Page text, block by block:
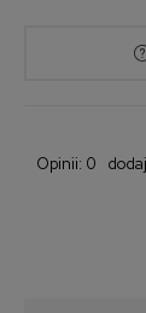
Opinii: 0